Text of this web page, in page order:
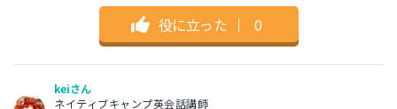
役に立った ｜ 0
keiさん
ネイティブキャンプ英会話講師